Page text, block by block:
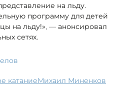
на льду.
программу для детей
на льду!», — анонсировал
сетях.
катание Михаил Миненков